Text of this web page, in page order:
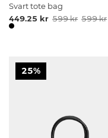
Svart tote bag
449.25 kr 599 kr 599 kr
25%